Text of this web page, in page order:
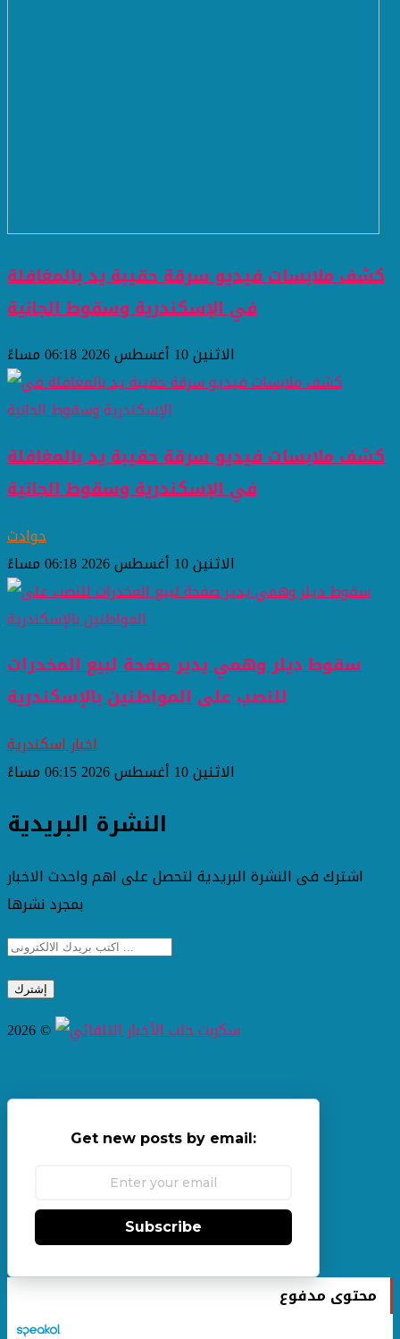
كشف ملابسات فيديو سرقة حقيبة يد بالمغافلة
في الإسكندرية وسقوط الجانية
الاثنين 10 أغسطس 2026 06:18 مساءً
كشف ملابسات فيديو سرقة حقيبة يد بالمغافلة
في الإسكندرية وسقوط الجانية
حوادث
الاثنين 10 أغسطس 2026 06:18 مساءً
سقوط ديلر وهمي يدير صفحة لبيع المخدرات
للنصب على المواطنين بالإسكندرية
اخبار اسكندرية
الاثنين 10 أغسطس 2026 06:15 مساءً
النشرة البريدية
اشترك فى النشرة البريدية لتحصل على اهم واحدث الاخبار
بمجرد نشرها
2026 ©
Get new posts by email:
Subscribe
محتوى مدفوع